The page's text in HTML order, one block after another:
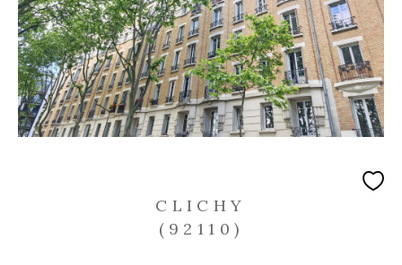
CLICHY
(92110)
Pièces
Pièces
Référence